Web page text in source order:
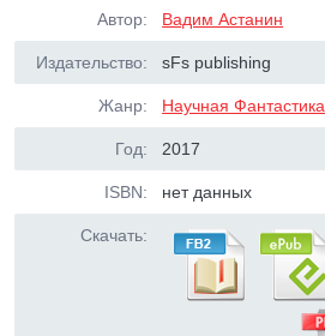
Автор: Вадим Астанин
Издательство: sFs publishing
Жанр: Научная Фантастика
Год: 2017
ISBN: нет данных
Скачать: